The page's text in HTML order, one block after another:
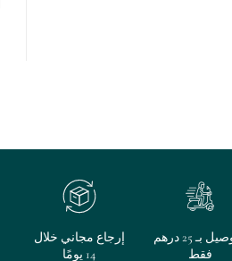
التوصيل بـ 25 درهم
فقط
إرجاع مجاني خلال
14 يومًا